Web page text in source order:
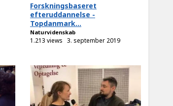
Forskningsbaseret
efteruddannelse -
Topdanmark...
Naturvidenskab
1.213 views 3. september 2019